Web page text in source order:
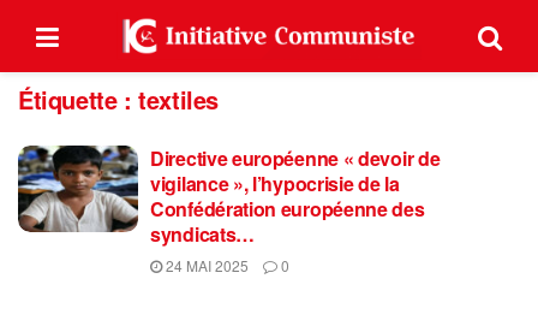
Étiquette :textiles
Directive européenne « devoir de
vigilance », l’hypocrisie de la
Confédération européenne des
syndicats…
24 MAI 2025 0